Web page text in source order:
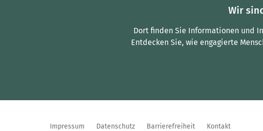
Wir
Dort finden Sie Informationen und
Entdecken Sie, wie engagierte
Impressum Datenschutz Barrierefreiheit Kontakt